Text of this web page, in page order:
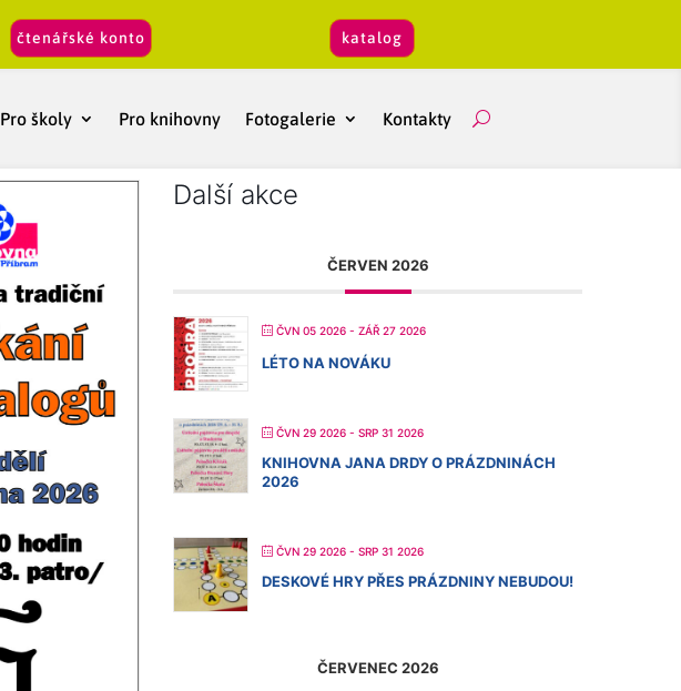
čtenářské konto katalog
Pro školy Pro knihovny Fotogalerie Kontakty
Další akce
ČERVEN 2026
ČVN 05 2026 - ZÁŘ 27 2026
LÉTO NA NOVÁKU
ČVN 29 2026 - SRP 31 2026
KNIHOVNA JANA DRDY O PRÁZDNINÁCH
2026
ČVN 29 2026 - SRP 31 2026
DESKOVÉ HRY PŘES PRÁZDNINY NEBUDOU!
ČERVENEC 2026